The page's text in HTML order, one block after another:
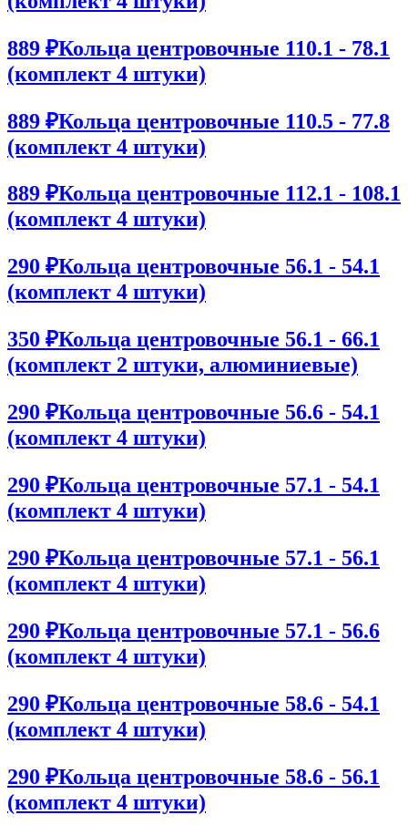
889 ₽Кольца центровочные 110.1 - 78.1
(комплект 4 штуки)
889 ₽Кольца центровочные 110.5 - 77.8
(комплект 4 штуки)
889 ₽Кольца центровочные 112.1 - 108.1
(комплект 4 штуки)
290 ₽Кольца центровочные 56.1 - 54.1
(комплект 4 штуки)
350 ₽Кольца центровочные 56.1 - 66.1
(комплект 2 штуки, алюминиевые)
290 ₽Кольца центровочные 56.6 - 54.1
(комплект 4 штуки)
290 ₽Кольца центровочные 57.1 - 54.1
(комплект 4 штуки)
290 ₽Кольца центровочные 57.1 - 56.1
(комплект 4 штуки)
290 ₽Кольца центровочные 57.1 - 56.6
(комплект 4 штуки)
290 ₽Кольца центровочные 58.6 - 54.1
(комплект 4 штуки)
290 ₽Кольца центровочные 58.6 - 56.1
(комплект 4 штуки)